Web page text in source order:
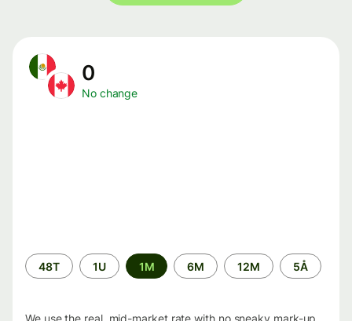
0
No change
Time
period
48T 1U 1M 6M 12M 5Å